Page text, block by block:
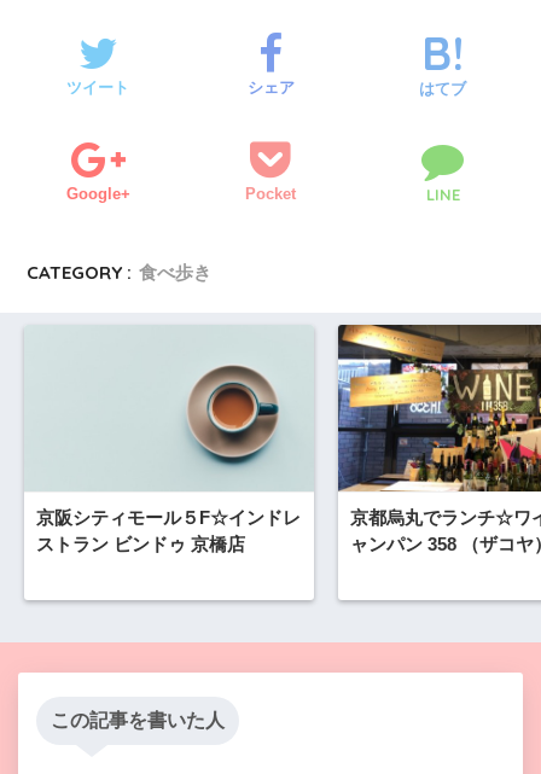
ツイート シェア はてブ
Google+ Pocket LINE
CATEGORY : 食べ歩き
京阪シティモール５F☆インドレ
ストラン ビンドゥ 京橋店
京都烏丸でランチ☆ワ
ャンパン 358 （ザコヤ
この記事を書いた人